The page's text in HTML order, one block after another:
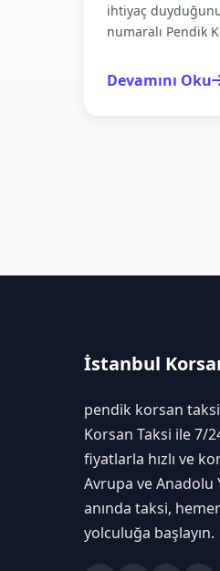
ihtiyaç
numaralı Pendik
Devamını Oku
İstanbul
pendik korsan
Korsan Taksi ile 7/
fiyatlarla hızlı ve
Avrupa ve Anadolu
anında taksi,
yolculuğa başlayın.